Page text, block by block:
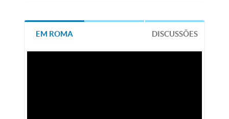
EM ROMA DISCUSSÕES